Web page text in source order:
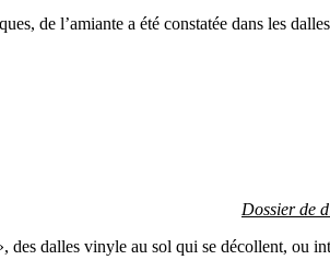
de l’amiante a été constatée dans les
Dossier de
dalles vinyle au sol qui se décollent, ou